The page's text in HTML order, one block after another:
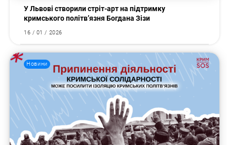
У Львові створили стріт-арт на підтримку
кримського політв’язня Богдана Зізи
16 / 01 / 2026
Новини